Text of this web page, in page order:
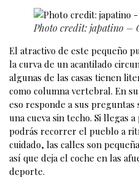
Photo credit: japatino –
El atractivo de este pequeño
la curva de un acantilado
algunas de las casas tienen
como columna vertebral. En
eso responde a sus
una cueva sin techo. Si llegas
podrás recorrer el pueblo a
cuidado, las calles son
así que deja el coche en las
deporte.